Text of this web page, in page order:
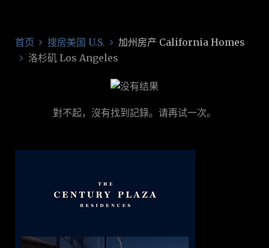
首页 搜房美国 U.S.
加州房产 California Homes
洛杉矶 Los Angeles
對不起，沒有找到記錄。请再试一次。